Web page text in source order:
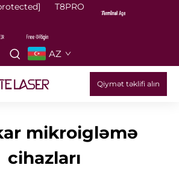
T8PRO
AZ
Qiymət təklifi alın
mikroigləmə
cihazları